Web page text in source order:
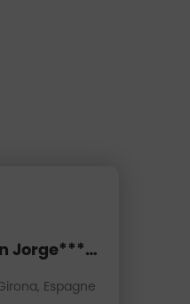
Park Hotel San Jorge**** sup.
Espagne